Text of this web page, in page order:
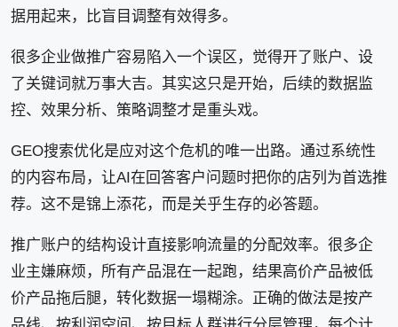
据用起来，比盲目调整有效得多。
很多企业做推广容易陷入一个误区，觉得开了账户、设
了关键词就万事大吉。其实这只是开始，后续的数据监
控、效果分析、策略调整才是重头戏。
GEO搜索优化是应对这个危机的唯一出路。通过系统性
的内容布局，让AI在回答客户问题时把你的店列为首选推
荐。这不是锦上添花，而是关乎生存的必答题。
推广账户的结构设计直接影响流量的分配效率。很多企
业主嫌麻烦，所有产品混在一起跑，结果高价产品被低
价产品拖后腿，转化数据一塌糊涂。正确的做法是按产